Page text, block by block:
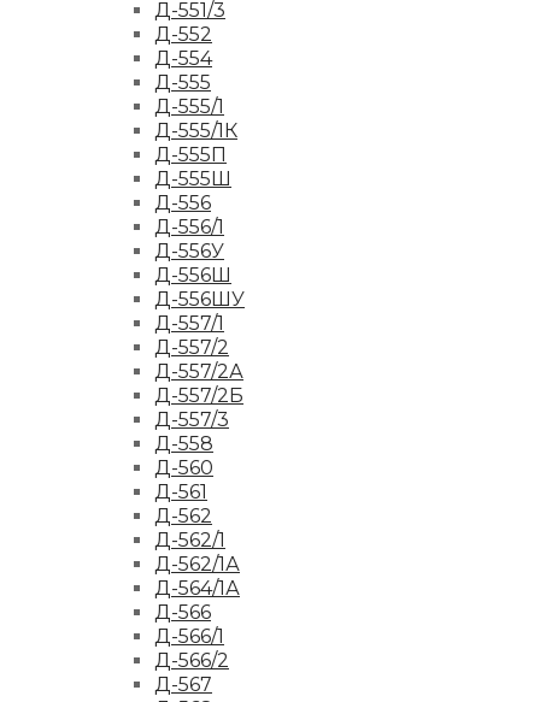
Д-551/3
Д-552
Д-554
Д-555
Д-555/1
Д-555/1К
Д-555П
Д-555Ш
Д-556
Д-556/1
Д-556У
Д-556Ш
Д-556ШУ
Д-557/1
Д-557/2
Д-557/2А
Д-557/2Б
Д-557/3
Д-558
Д-560
Д-561
Д-562
Д-562/1
Д-562/1А
Д-564/1А
Д-566
Д-566/1
Д-566/2
Д-567